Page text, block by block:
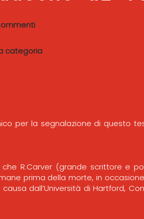
categoria
per la segnalazione di questo
R.Carver (grande scrittore e
prima della morte, in
dall’Università di Hartford,